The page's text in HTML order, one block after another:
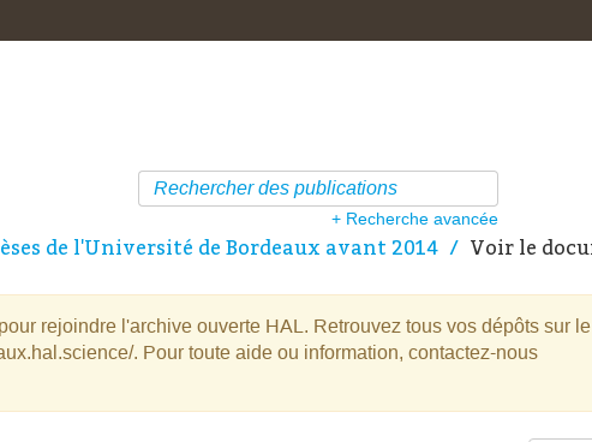
+ Recherche avancée
de l'Université de Bordeaux avant 2014 Voir le
rejoindre l'archive ouverte HAL. Retrouvez tous vos dépôts sur le
. Pour toute aide ou information, contactez-nous